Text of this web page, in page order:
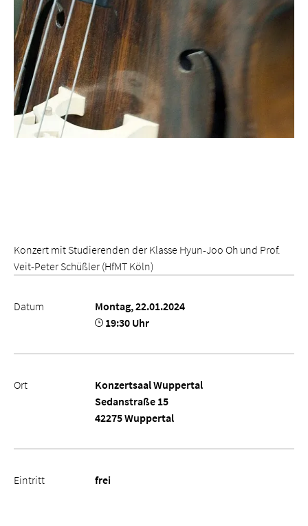
Konzert mit Studierenden der Klasse Hyun-Joo Oh und Prof.
Veit-Peter Schüßler (HfMT Köln)
Datum
Montag, 22.01.2024
19:30 Uhr
Ort
Konzertsaal Wuppertal
Sedanstraße 15
42275 Wuppertal
Eintritt frei